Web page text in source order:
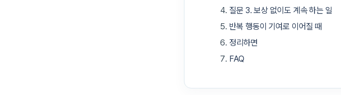
질문 3. 보상 없이도 계속 하는 일
반복 행동이 기여로 이어질 때
정리하면
FAQ